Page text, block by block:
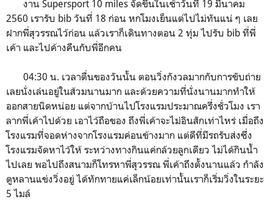
งาน Supersport 10 miles จัดขึ้นในเช้าวันที่ 19 มีนาคม
2560 เรารับ bib วันที่ 18 ก่อน หกโมงเย็นแต่ไปไม่ทันแน่ ๆ เลย
ฝากพี่สุวรรณไว้ก่อน แล้วเราก็เดินทางตอน 2 ทุ่ม ไปรับ bib ที่พี่
เค้า และไปค้างคืนกับพี่อีกคน
04:30 น. เวลาตื่นของวันนั้น ตอนวิ่งกังวลมากกับการขับถ่าย
เลยนั่งเล่นอยู่ในส้วมนานมาก และด้วยความที่นั่งนานมากทำให้
ออกสายนิดหน่อย แต่จากบ้านไปโรงแรมประมาณครึ่งชั่วโมง เรา
ลากพี่เค้าไปด้วย เอาไว้ถือของ ถึงพี่เค้าจะไม่อินสักเท่าไหร่ เมื่อถึง
โรงแรมที่จอดห่างจากโรงแรมค่อนข้างมาก แต่ดีที่มีรถรับส่งซึ่ง
โรงแรมจัดหาไว้ให้ ระหว่างทางกินแค่กล้วยลูกเดียว ไม่ได้กินน้ำ
ไปเลย พอไปถึงสนามก็โทรหาพี่สุวรรณ พี่เค้าถึงตั้งนานแล้ว กำลัง
ดูหลานแข่งวิ่งอยู่ ได้ทักทายแค่เล็กน้อยเท่านั้นเราก็เริ่มวิ่งในระยะ
5 ไมล์